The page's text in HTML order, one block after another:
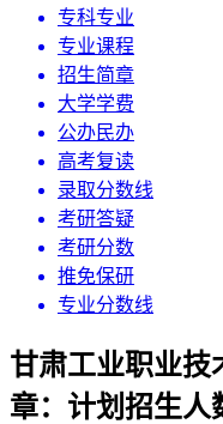
专科专业
专业课程
招生简章
大学学费
公办民办
高考复读
录取分数线
考研答疑
考研分数
推免保研
专业分数线
甘肃工业职业技
章：计划招生人